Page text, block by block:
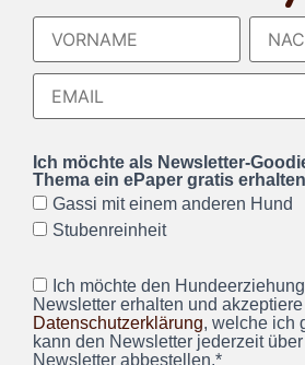
Ich möchte als Newsletter-
Thema ein ePaper gratis
Gassi mit einem anderen Hund
Stubenreinheit
Ich möchte den
Newsletter erhalten und
Datenschutzerklärung, welche ich
kann den Newsletter jederzeit
Newsletter abbestellen.*